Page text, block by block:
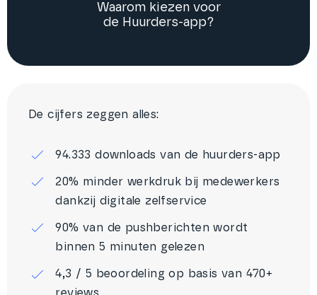
Waarom kiezen voor
de Huurders-app?
De cijfers zeggen alles:
94.333 downloads van de huurders-app
20% minder werkdruk bij medewerkers
dankzij digitale zelfservice
90% van de pushberichten wordt
binnen 5 minuten gelezen
4,3 / 5 beoordeling op basis van 470+